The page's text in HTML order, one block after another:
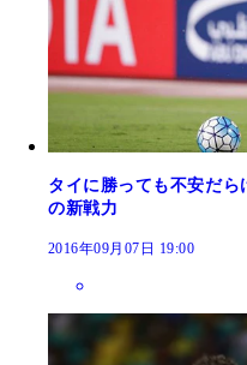
タイに勝っても不安だ
の新戦力
2016年09月07日 19:00